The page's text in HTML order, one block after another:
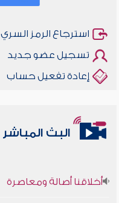
استرجاع الرمز السري
تسجيل عضو جديد
إعادة تفعيل حساب
البث المباشر
أخلاقنا أصالة ومعاصرة